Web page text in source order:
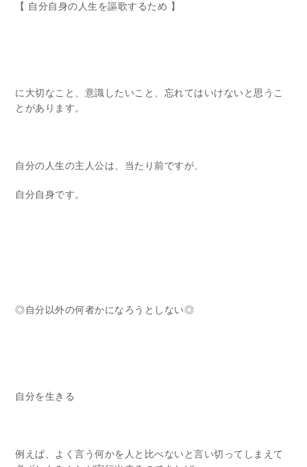
【 自分自身の人生を謳歌するため 】
に大切なこと、意識したいこと、忘れてはいけないと思うこ
とがあります。
自分の人生の主人公は、当たり前ですが、
自分自身です。
◎自分以外の何者かになろうとしない◎
自分を生きる
例えば、よく言う何かを人と比べないと言い切ってしまえて